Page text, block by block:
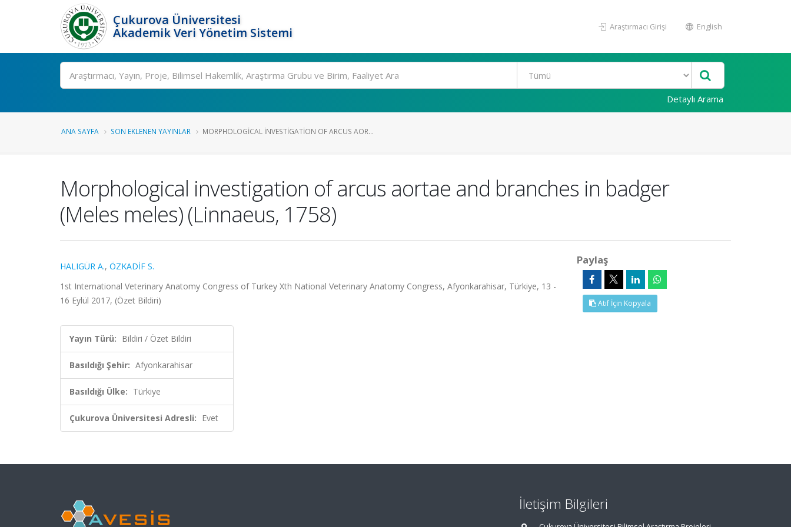
Çukurova Üniversitesi
Akademik Veri Yönetim Sistemi
Araştırmacı Girişi English
Ara
Detaylı Arama
ANA SAYFA SON EKLENEN YAYINLAR MORPHOLOGICAL INVESTIGATION OF ARCUS AOR...
Morphological investigation of arcus aortae and branches in badger
(Meles meles) (Linnaeus, 1758)
HALIGÜR A., ÖZKADİF S.
1st International Veterinary Anatomy Congress of Turkey Xth National Veterinary Anatomy Congress, Afyonkarahisar, Türkiye, 13 -
16 Eylül 2017, (Özet Bildiri)
Yayın Türü: Bildiri / Özet Bildiri
Basıldığı Şehir: Afyonkarahisar
Basıldığı Ülke: Türkiye
Çukurova Üniversitesi Adresli: Evet
Paylaş
Atıf İçin Kopyala
İletişim Bilgileri